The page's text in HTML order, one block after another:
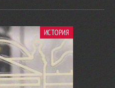
ИСТОРИЯ